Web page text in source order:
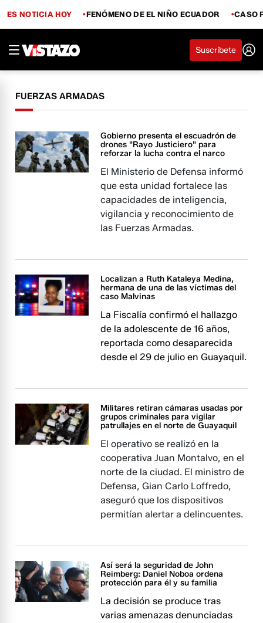
ES NOTICIA HOY FENÓMENO DE EL NIÑO ECUADOR CASO
Suscríbete
FUERZAS ARMADAS
Gobierno presenta el escuadrón de
drones "Rayo Justiciero" para
reforzar la lucha contra el narco
El Ministerio de Defensa informó
que esta unidad fortalece las
capacidades de inteligencia,
vigilancia y reconocimiento de
las Fuerzas Armadas.
Localizan a Ruth Kataleya Medina,
hermana de una de las víctimas del
caso Malvinas
La Fiscalía confirmó el hallazgo
de la adolescente de 16 años,
reportada como desaparecida
desde el 29 de julio en Guayaquil.
Militares retiran cámaras usadas por
grupos criminales para vigilar
patrullajes en el norte de Guayaquil
El operativo se realizó en la
cooperativa Juan Montalvo, en el
norte de la ciudad. El ministro de
Defensa, Gian Carlo Loffredo,
aseguró que los dispositivos
permitían alertar a delincuentes.
Así será la seguridad de John
Reimberg: Daniel Noboa ordena
protección para él y su familia
La decisión se produce tras
varias amenazas denunciadas